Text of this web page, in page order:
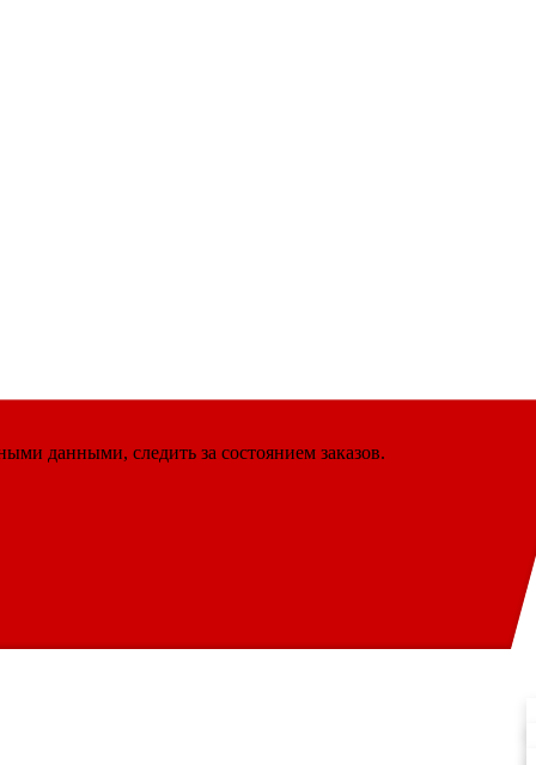
данными, следить за состоянием заказов.